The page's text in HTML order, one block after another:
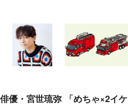
俳優・宮世琉弥
「めちゃ×2イケ